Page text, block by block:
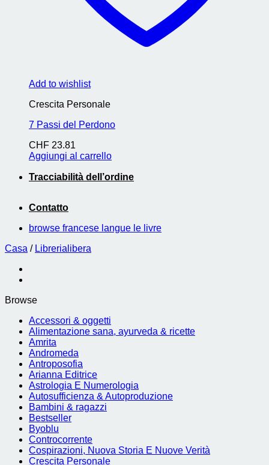
Add to wishlist
Crescita Personale
7 Passi del Perdono
CHF 23.81
Aggiungi al carrello
Tracciabilità dell’ordine
Contatto
browse francese langue le livre
Casa / Librerialibera
Browse
Accessori & oggetti
Alimentazione sana, ayurveda & ricette
Amrita
Andromeda
Antroposofia
Arianna Editrice
Astrologia E Numerologia
Autosufficienza & Autoproduzione
Bambini & ragazzi
Bestseller
Byoblu
Controcorrente
Cospirazioni, Nuova Storia E Nuove Verità
Crescita Personale